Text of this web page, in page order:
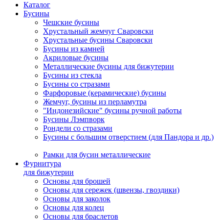
Каталог
Бусины
Чешские бусины
Хрустальный жемчуг Сваровски
Хрустальные бусины Сваровски
Бусины из камней
Акриловые бусины
Металлические бусины для бижутерии
Бусины из стекла
Бусины со стразами
Фарфоровые (керамические) бусины
Жемчуг, бусины из перламутра
"Индонезийские" бусины ручной работы
Бусины Лэмпворк
Рондели со стразами
Бусины с большим отверстием (для Пандора и др.)
Рамки для бусин металлические
Фурнитура
для бижутерии
Основы для брошей
Основы для сережек (швензы, гвоздики)
Основы для заколок
Основы для колец
Основы для браслетов